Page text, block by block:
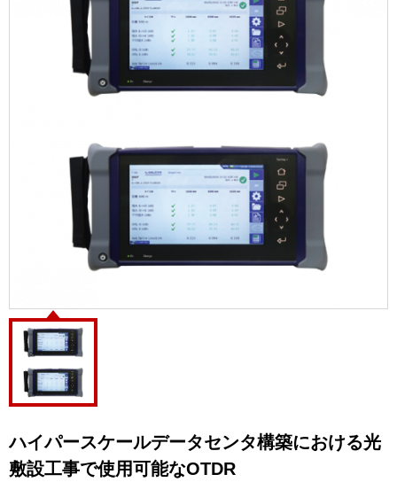
ハイパースケールデータセンタ構築における光
敷設工事で使用可能なOTDR